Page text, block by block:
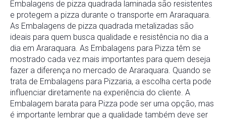
Embalagens de pizza quadrada laminada são resistentes
e protegem a pizza durante o transporte em Araraquara.
As Embalagens de pizza quadrada metalizadas são
ideais para quem busca qualidade e resistência no dia a
dia em Araraquara. As Embalagens para Pizza têm se
mostrado cada vez mais importantes para quem deseja
fazer a diferença no mercado de Araraquara. Quando se
trata de Embalagens para Pizzaria, a escolha certa pode
influenciar diretamente na experiência do cliente. A
Embalagem barata para Pizza pode ser uma opção, mas
é importante lembrar que a qualidade também deve ser